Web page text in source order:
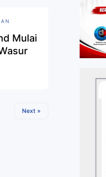
Mulai
Next »